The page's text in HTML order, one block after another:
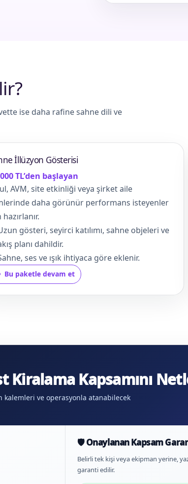
ise daha rafine sahne dili ve
İllüzyon Gösterisi
TL’den başlayan
AVM, site etkinliği veya şirket aile
daha görünür performans isteyenler
hazırlanır.
gösteri, seyirci katılımı, sahne objeleri ve
planı dahildir.
ses ve ışık ihtiyaca göre eklenir.
Bu paketle devam et
Kiralama Kapsamını
kalemleri ve operasyonla atanabilecek
🛡️ Onaylanan Kapsam
Belirli tek kişi veya ekipman yerine,
garanti edilir.